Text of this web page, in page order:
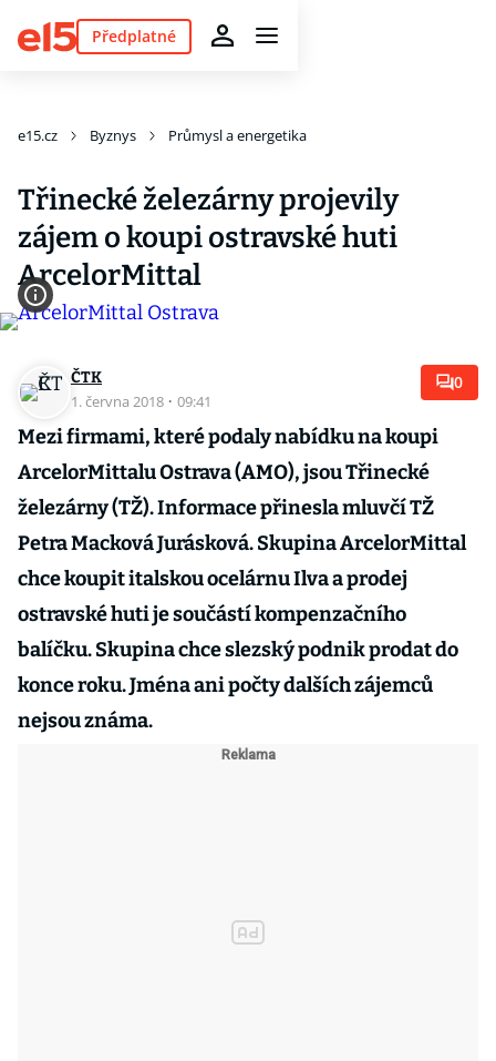
Předplatné
e15.cz Byznys Průmysl a energetika
Třinecké železárny projevily
zájem o koupi ostravské huti
ArcelorMittal
ČTK
1. června 2018 · 09:41
0
Mezi firmami, které podaly nabídku na koupi
ArcelorMittalu Ostrava (AMO), jsou Třinecké
železárny (TŽ). Informace přinesla mluvčí TŽ
Petra Macková Jurásková. Skupina ArcelorMittal
chce koupit italskou ocelárnu Ilva a prodej
ostravské huti je součástí kompenzačního
balíčku. Skupina chce slezský podnik prodat do
konce roku. Jména ani počty dalších zájemců
nejsou známa.